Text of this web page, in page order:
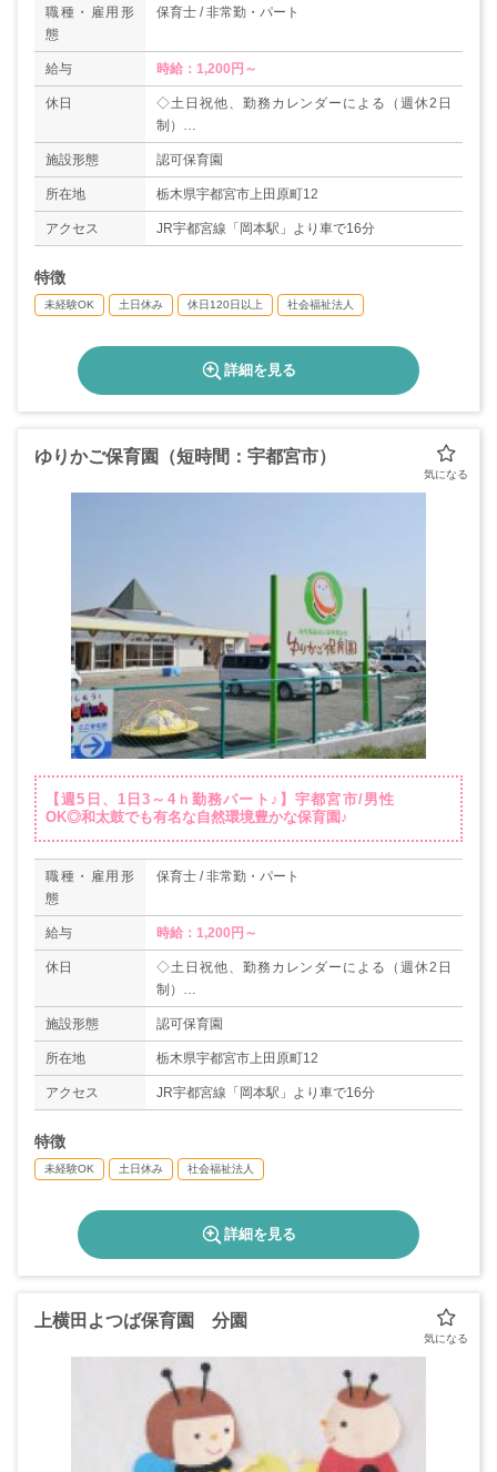
職種・雇用形
態
保育士 / 非常勤・パート
給与 時給：1,200円～
休日
◇土日祝他、勤務カレンダーによる（週休2日
制）
◇年末年始（12/29～1/3）
◇有給休暇（6ヶ月経過後10日）
◇年間休日数120日
施設形態 認可保育園
所在地 栃木県宇都宮市上田原町12
アクセス JR宇都宮線「岡本駅」より車で16分
特徴
未経験OK 土日休み 休日120日以上 社会福祉法人
詳細を見る
ゆりかご保育園（短時間：宇都宮市）
【週5日、1日3～4ｈ勤務パート♪】宇都宮市/男性
OK◎和太鼓でも有名な自然環境豊かな保育園♪
職種・雇用形
態
保育士 / 非常勤・パート
給与 時給：1,200円～
休日
◇土日祝他、勤務カレンダーによる（週休2日
制）
◇年末年始（12/29～1/3）
◇有給休暇（6ヶ月経過後10日）
施設形態 認可保育園
所在地 栃木県宇都宮市上田原町12
アクセス JR宇都宮線「岡本駅」より車で16分
特徴
未経験OK 土日休み 社会福祉法人
詳細を見る
上横田よつば保育園 分園